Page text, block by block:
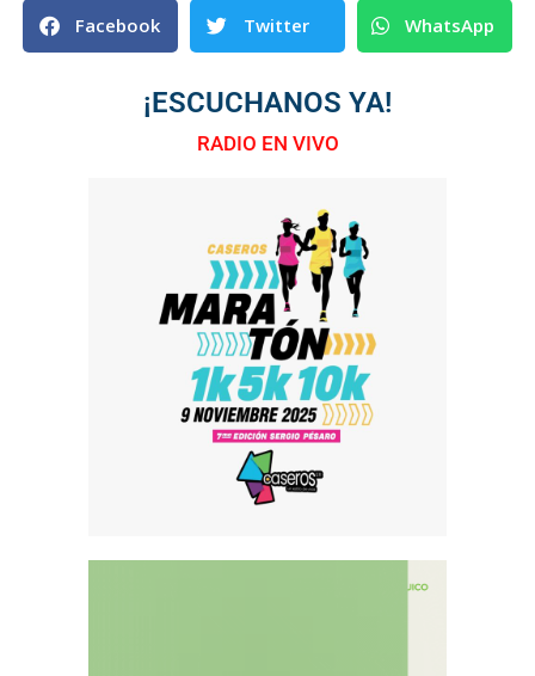
Facebook Twitter WhatsApp
¡ESCUCHANOS YA!
RADIO EN VIVO